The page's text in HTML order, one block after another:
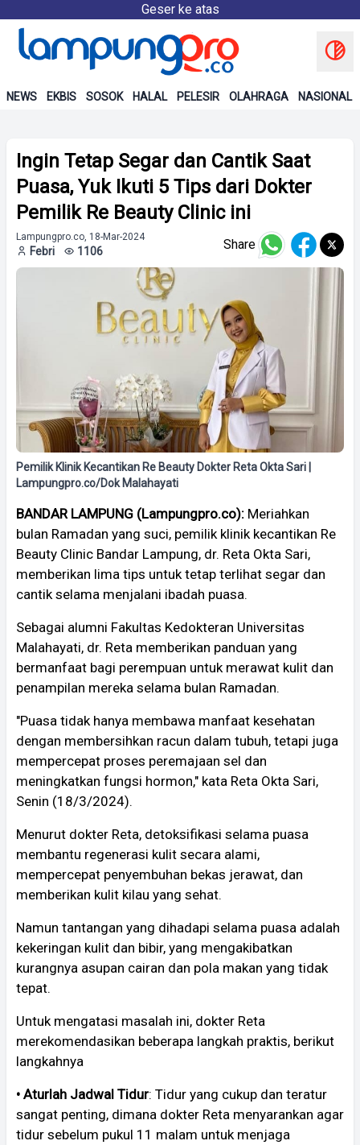
Geser ke atas
NEWS EKBIS SOSOK HALAL PELESIR OLAHRAGA NASIONAL
Ingin Tetap Segar dan Cantik Saat
Puasa, Yuk Ikuti 5 Tips dari Dokter
Pemilik Re Beauty Clinic ini
Lampungpro.co, 18-Mar-2024
Febri 1106 Share
Pemilik Klinik Kecantikan Re Beauty Dokter Reta Okta Sari |
Lampungpro.co/Dok Malahayati
BANDAR LAMPUNG (Lampungpro.co): Meriahkan
bulan Ramadan yang suci, pemilik klinik kecantikan Re
Beauty Clinic Bandar Lampung, dr. Reta Okta Sari,
memberikan lima tips untuk tetap terlihat segar dan
cantik selama menjalani ibadah puasa.
Sebagai alumni Fakultas Kedokteran Universitas
Malahayati, dr. Reta memberikan panduan yang
bermanfaat bagi perempuan untuk merawat kulit dan
penampilan mereka selama bulan Ramadan.
"Puasa tidak hanya membawa manfaat kesehatan
dengan membersihkan racun dalam tubuh, tetapi juga
mempercepat proses peremajaan sel dan
meningkatkan fungsi hormon," kata Reta Okta Sari,
Senin (18/3/2024).
Menurut dokter Reta, detoksifikasi selama puasa
membantu regenerasi kulit secara alami,
mempercepat penyembuhan bekas jerawat, dan
memberikan kulit kilau yang sehat.
Namun tantangan yang dihadapi selama puasa adalah
kekeringan kulit dan bibir, yang mengakibatkan
kurangnya asupan cairan dan pola makan yang tidak
tepat.
Untuk mengatasi masalah ini, dokter Reta
merekomendasikan beberapa langkah praktis, berikut
langkahnya
• Aturlah Jadwal Tidur: Tidur yang cukup dan teratur
sangat penting, dimana dokter Reta menyarankan agar
tidur sebelum pukul 11 malam untuk menjaga